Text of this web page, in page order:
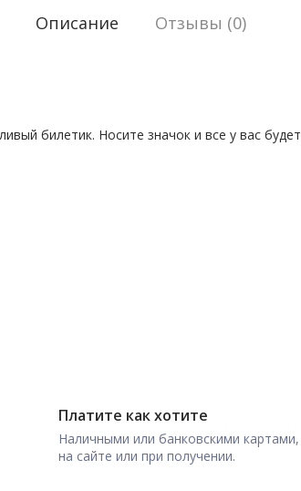
Описание Отзывы (0)
билетик. Носите значок и все у вас будет
Платите как хотите
Наличными или банковскими картами,
на сайте или при получении.